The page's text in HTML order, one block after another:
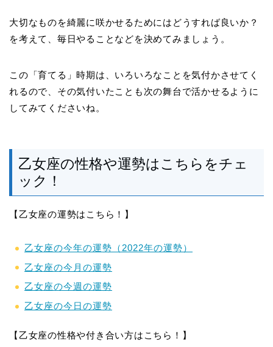
大切なものを綺麗に咲かせるためにはどうすれば良いか？
を考えて、毎日やることなどを決めてみましょう。
この「育てる」時期は、いろいろなことを気付かさせてく
れるので、その気付いたことも次の舞台で活かせるように
してみてくださいね。
乙女座の性格や運勢はこちらをチェ
ック！
【乙女座の運勢はこちら！】
乙女座の今年の運勢（2022年の運勢）
乙女座の今月の運勢
乙女座の今週の運勢
乙女座の今日の運勢
【乙女座の性格や付き合い方はこちら！】